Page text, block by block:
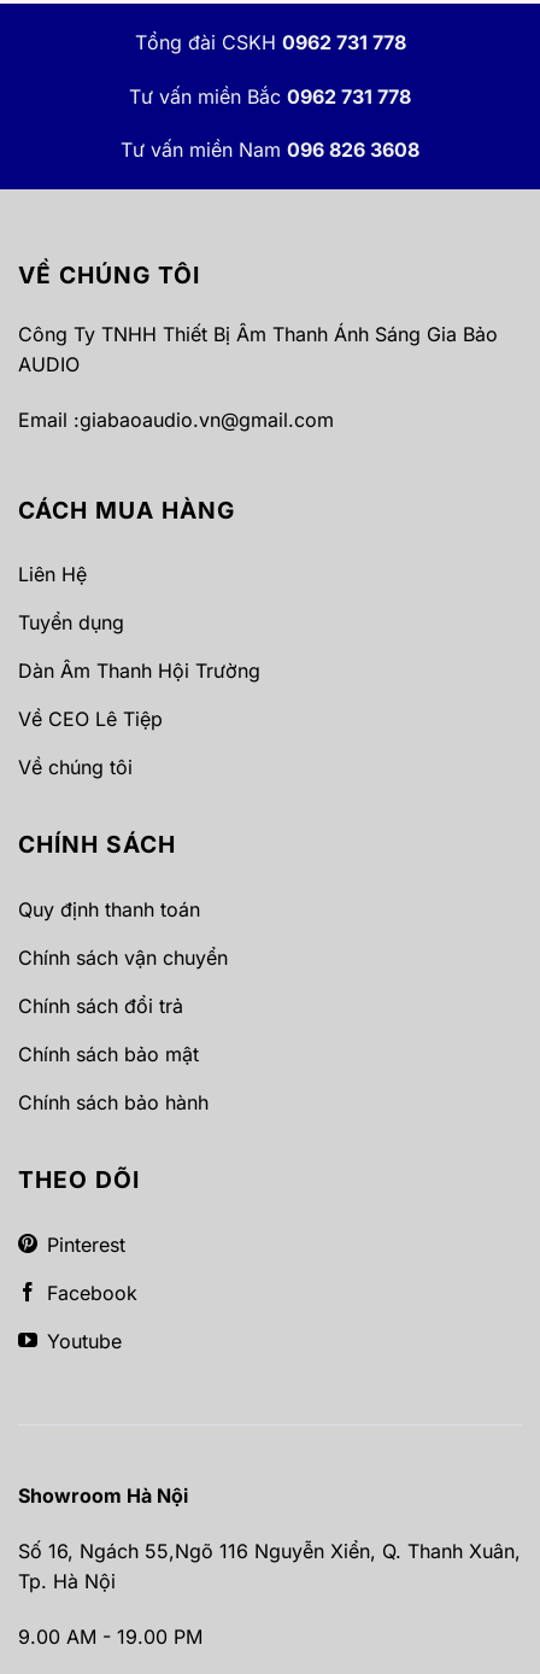
Tổng đài CSKH 0962 731 778
Tư vấn miền Bắc 0962 731 778
Tư vấn miền Nam 096 826 3608
VỀ CHÚNG TÔI
Công Ty TNHH Thiết Bị Âm Thanh Ánh Sáng Gia Bảo
AUDIO
Email :giabaoaudio.vn@gmail.com
CÁCH MUA HÀNG
Liên Hệ
Tuyển dụng
Dàn Âm Thanh Hội Trường
Về CEO Lê Tiệp
Về chúng tôi
CHÍNH SÁCH
Quy định thanh toán
Chính sách vận chuyển
Chính sách đổi trả
Chính sách bảo mật
Chính sách bảo hành
THEO DÕI
Pinterest
Facebook
Youtube
Showroom Hà Nội
Số 16, Ngách 55,Ngõ 116 Nguyễn Xiển, Q. Thanh Xuân,
Tp. Hà Nội
9.00 AM - 19.00 PM